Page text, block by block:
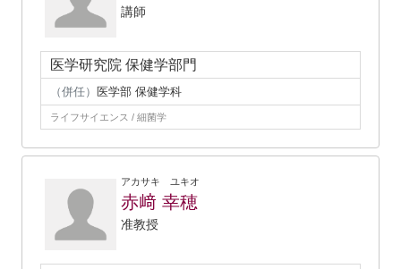
講師
医学研究院 保健学部門
（併任） 医学部 保健学科
ライフサイエンス / 細菌学
アカサキ ユキオ
赤﨑 幸穂
准教授